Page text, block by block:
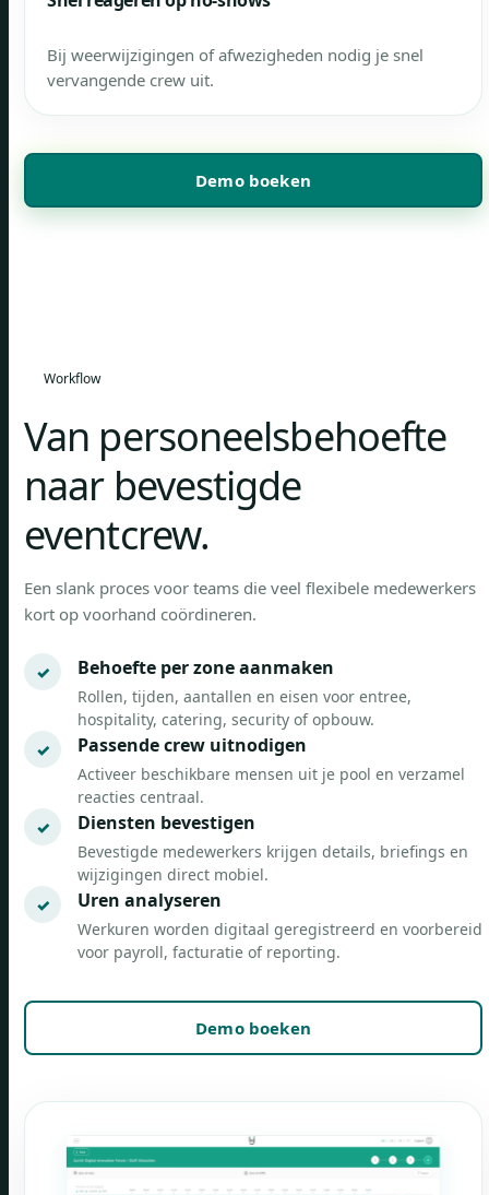
Bij weerwijzigingen of afwezigheden nodig je snel
vervangende crew uit.
Demo boeken
Workflow
Van personeelsbehoefte
naar bevestigde
eventcrew.
Een slank proces voor teams die veel flexibele medewerkers
kort op voorhand coördineren.
Behoefte per zone aanmaken
Rollen, tijden, aantallen en eisen voor entree,
hospitality, catering, security of opbouw.
Passende crew uitnodigen
Activeer beschikbare mensen uit je pool en verzamel
reacties centraal.
Diensten bevestigen
Bevestigde medewerkers krijgen details, briefings en
wijzigingen direct mobiel.
Uren analyseren
Werkuren worden digitaal geregistreerd en voorbereid
voor payroll, facturatie of reporting.
Demo boeken